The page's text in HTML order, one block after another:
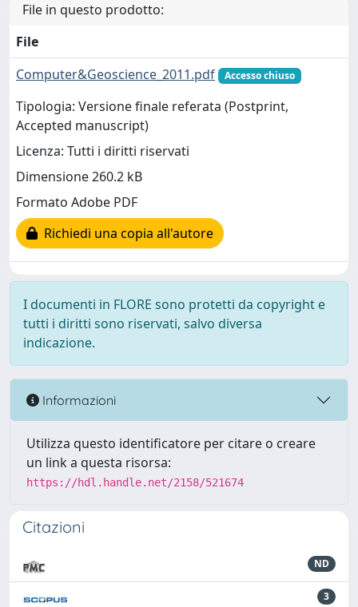
File in questo prodotto:
File
Computer&Geoscience_2011.pdf
Accesso chiuso
Tipologia: Versione finale referata (Postprint,
Accepted manuscript)
Licenza: Tutti i diritti riservati
Dimensione 260.2 kB
Formato Adobe PDF
Richiedi una copia all'autore
I documenti in FLORE sono protetti da copyright e
tutti i diritti sono riservati, salvo diversa
indicazione.
Informazioni
Utilizza questo identificatore per citare o creare
un link a questa risorsa:
https://hdl.handle.net/2158/521674
Citazioni
ND
3